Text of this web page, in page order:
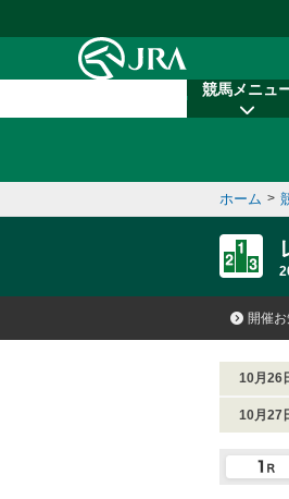
競馬メニュ
ホーム >
開催
10月26
10月27